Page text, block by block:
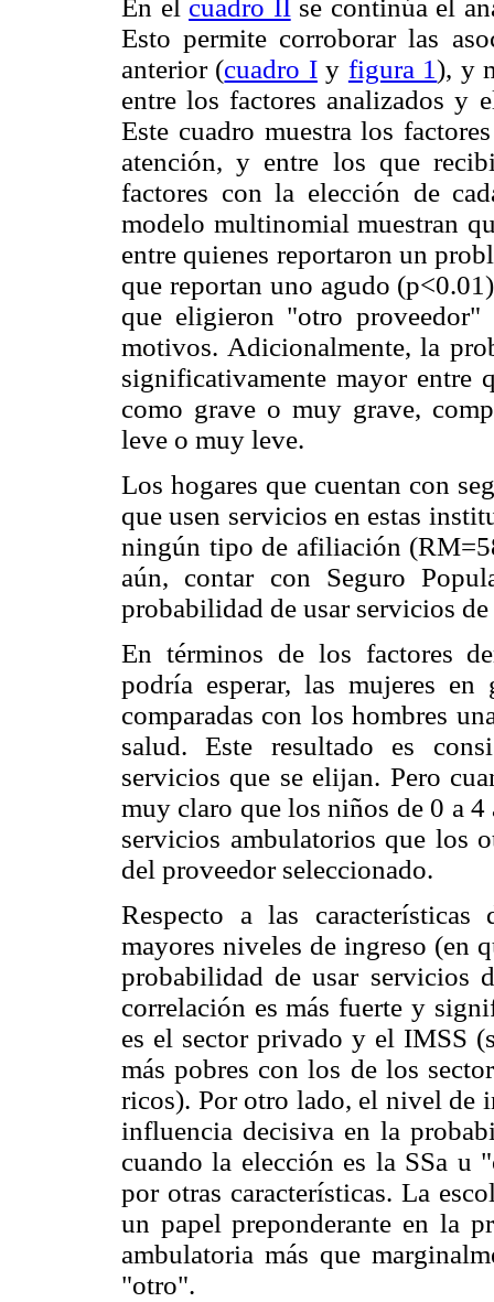
En el cuadro IIse continúa el
Esto permite corroborar las
anterior (cuadro Iy figura 1), y
entre los factores analizados y
Este cuadro muestra los
atención, y entre los que
factores con la elección de
modelo multinomial muestran
entre quienes reportaron un
que reportan uno agudo
que eligieron "otro
motivos. Adicionalmente, la
significativamente mayor entre
como grave o muy grave,
leve o muy leve.
Los hogares que cuentan con
que usen servicios en estas
ningún tipo de afiliación
aún, contar con Seguro
probabilidad de usar servicios
En términos de los factores
podría esperar, las mujeres
comparadas con los hombres
salud. Este resultado es
servicios que se elijan. Pero
muy claro que los niños de 0 a
servicios ambulatorios que los
del proveedor seleccionado.
Respecto a las
mayores niveles de ingreso (en
probabilidad de usar servicios
correlación es más fuerte y
es el sector privado y el IMSS
más pobres con los de los
ricos). Por otro lado, el nivel de
influencia decisiva en la
cuando la elección es la SSa u
por otras características. La
un papel preponderante en la
ambulatoria más que
"otro".